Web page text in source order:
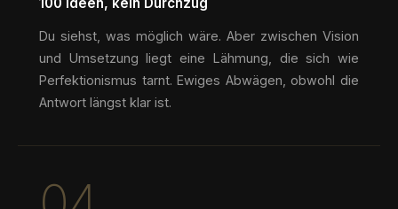
Du siehst, was möglich wäre. Aber zwischen Vision
und Umsetzung liegt eine Lähmung, die sich wie
Perfektionismus tarnt. Ewiges Abwägen, obwohl die
Antwort längst klar ist.